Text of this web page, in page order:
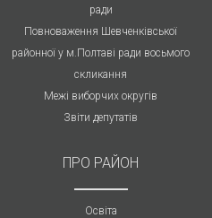
ради
Повноваження Шевченківської
районної у м.Полтаві ради восьмого
скликання
Межі виборчих округів
Звіти депутатів
ПРО РАЙОН
Освіта